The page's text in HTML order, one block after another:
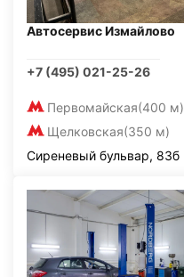
Автосервис Измайлово
+7 (495) 021-25-26
Первомайская(400 м)
Щелковская(350 м)
Сиреневый бульвар, 83б